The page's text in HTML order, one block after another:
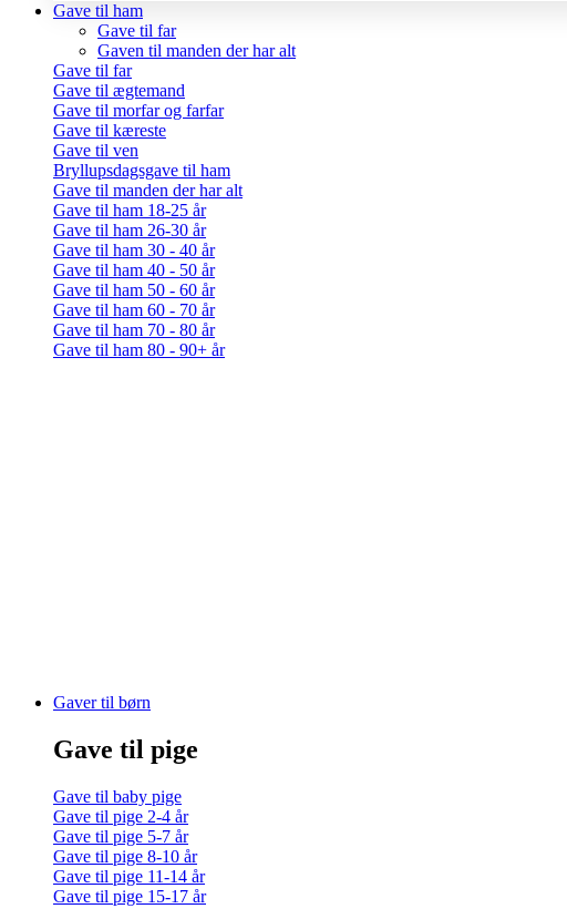
Gave til ham
Gave til far
Gaven til manden der har alt
Gave til far
Gave til ægtemand
Gave til morfar og farfar
Gave til kæreste
Gave til ven
Bryllupsdagsgave til ham
Gave til manden der har alt
Gave til ham 18-25 år
Gave til ham 26-30 år
Gave til ham 30 - 40 år
Gave til ham 40 - 50 år
Gave til ham 50 - 60 år
Gave til ham 60 - 70 år
Gave til ham 70 - 80 år
Gave til ham 80 - 90+ år
Gaver til børn
Gave til pige
Gave til baby pige
Gave til pige 2-4 år
Gave til pige 5-7 år
Gave til pige 8-10 år
Gave til pige 11-14 år
Gave til pige 15-17 år